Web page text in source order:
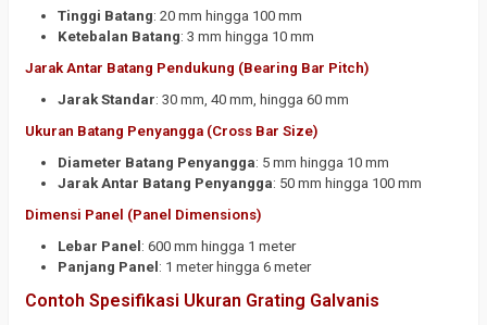
Tinggi Batang: 20 mm hingga 100 mm
Ketebalan Batang: 3 mm hingga 10 mm
Jarak Antar Batang Pendukung (Bearing Bar Pitch)
Jarak Standar: 30 mm, 40 mm, hingga 60 mm
Ukuran Batang Penyangga (Cross Bar Size)
Diameter Batang Penyangga: 5 mm hingga 10 mm
Jarak Antar Batang Penyangga: 50 mm hingga 100 mm
Dimensi Panel (Panel Dimensions)
Lebar Panel : 600 mm hingga 1 meter
Panjang Panel : 1 meter hingga 6 meter
Contoh Spesifikasi Ukuran Grating Galvanis